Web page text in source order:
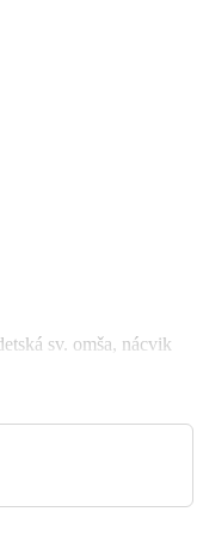
sv. omša, nácvik
pri